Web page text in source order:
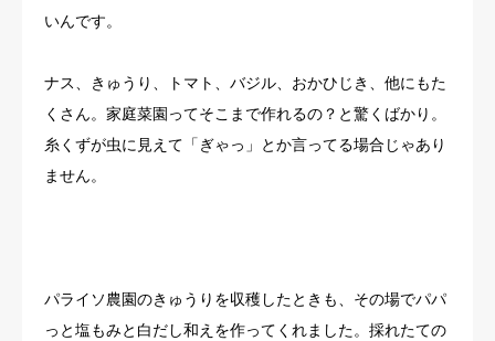
いんです。
ナス、きゅうり、トマト、バジル、おかひじき、他にもた
くさん。家庭菜園ってそこまで作れるの？と驚くばかり。
糸くずが虫に見えて「ぎゃっ」とか言ってる場合じゃあり
ません。
パライソ農園のきゅうりを収穫したときも、その場でパパ
っと塩もみと白だし和えを作ってくれました。採れたての